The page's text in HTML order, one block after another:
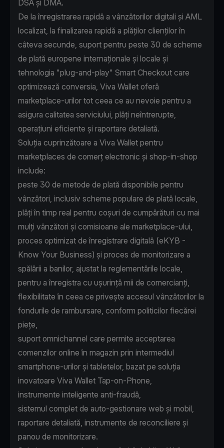
DSA și DMA.
De la înregistrarea rapidă a vânzătorilor digitali și AML
localizat, la finalizarea rapidă a plăților clienților în
câteva secunde, suport pentru peste 30 de scheme
de plată europene internaționale și locale și
tehnologia "plug-and-play" Smart Checkout care
optimizează conversia, Viva Wallet oferă
marketplace-urilor tot ceea ce au nevoie pentru a
asigura calitatea serviciului, plăți neîntrerupte,
operațiuni eficiente și raportare detaliată.
Soluția cuprinzătoare a Viva Wallet pentru
marketplaces de comerț electronic și shop-in-shop
include:
peste 30 de metode de plată disponibile pentru
vânzători, inclusiv scheme populare de plată locale,
plăți în timp real pentru coșuri de cumpărături cu mai
mulți vânzători și comisioane ale marketplace-ului,
proces optimizat de înregistrare digitală (eKYB -
Know Your Business) și proces de monitorizare a
spălării a banilor, ajustat la reglementările locale,
pentru a înregistra cu ușurință mii de comercianți,
flexibilitate în ceea ce privește accesul vânzătorilor la
fondurile de rambursare, conform politicilor fiecărei
piețe,
suport omnichannel care permite acceptarea
comenzilor online în magazin prin intermediul
smartphone-urilor și tabletelor, bazat pe soluția
inovatoare Viva Wallet Tap-on-Phone,
instrumente inteligente anti-fraudă,
sistemul complet de auto-gestionare web și mobil,
raportare detaliată, instrumente de reconciliere și
panou de monitorizare.